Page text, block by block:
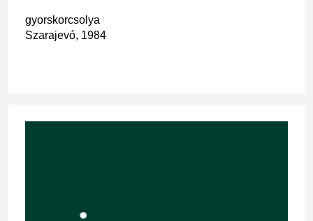
gyorskorcsolya
Szarajevó, 1984